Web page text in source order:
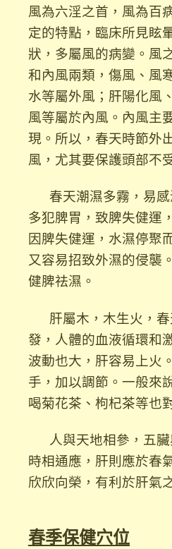
風為六淫之首，風為百
定的特點，臨床所見眩
狀，多屬風的病變。風
和內風兩類，傷風、風
水等屬外風；肝陽化風
風等屬於內風。內風主
現。所以，春天時節外
風，尤其要保護頭部不
春天潮濕多霧，易感
多犯脾胃，致脾失健運
因脾失健運，水濕停聚
又容易招致外濕的侵襲
健脾祛濕。
肝屬木，木生火，春
發，人體的血液循環和
波動也大，肝容易上火
手，加以調節。一般來
喝菊花茶、枸杞茶等也
人與天地相參，五臟
時相通應，肝則應於春
欣欣向榮，有利於肝氣
春季保健穴位